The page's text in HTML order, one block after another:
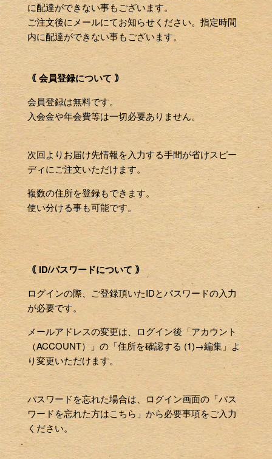
に配達ができない事もございます。
ご注文後にメールにてお知らせください。指定時間
内に配達ができない事もございます。
｟ 会員登録について ｠
会員登録は無料です。
入会金や年会費等は一切必要ありません。
次回よりお届け先情報を入力する手間が省けスピー
ディにご注文いただけます。
複数の住所を登録もできます。
使い分ける事も可能です。
｟ ID/パスワードについて ｠
ログインの際、ご登録頂いたIDとパスワードの入力
が必要です。
メールアドレスの変更は、ログイン後「アカウント
（ACCOUNT）」の「住所を確認する (1)→編集」よ
り変更いただけます。
パスワードを忘れた場合は、ログイン画面の「パス
ワードを忘れた方はこちら」から必要事項をご入力
ください。